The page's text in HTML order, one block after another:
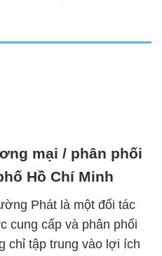
mại / phân phối
Hồ Chí Minh
Phát là một đối tác
cung cấp và phân phối
chỉ tập trung vào lợi ích